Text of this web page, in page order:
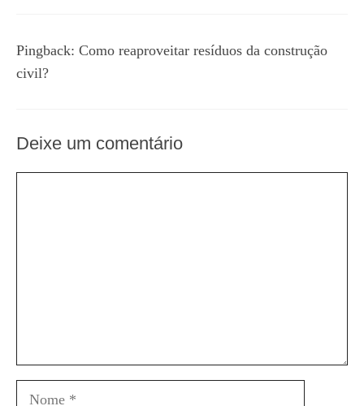
Pingback: Como reaproveitar resíduos da construção
civil?
Deixe um comentário